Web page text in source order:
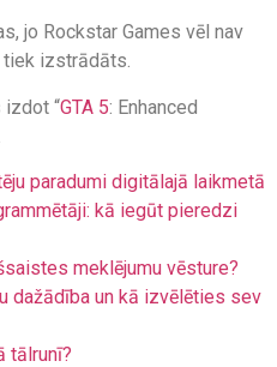
jo Rockstar Games vēl nav
tiek izstrādāts.
izdot “GTA 5: Enhanced
paradumi digitālajā laikmetā
kā iegūt pieredzi
meklējumu vēsture?
dažādība un kā izvēlēties sev
tālrunī?